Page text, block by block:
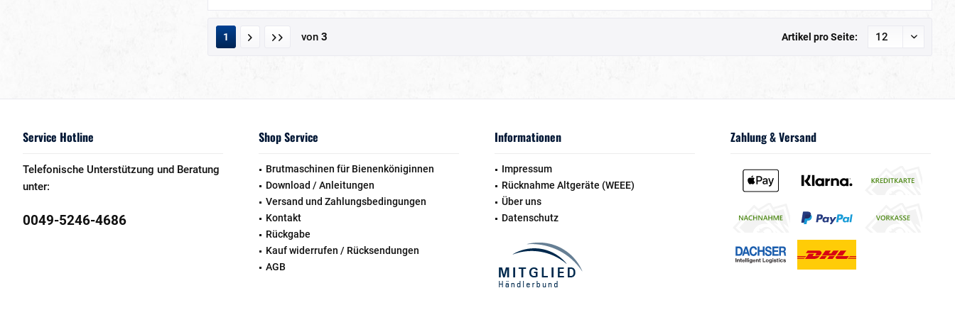
1 von 3 Artikel pro Seite:
Service Hotline
Telefonische Unterstützung und Beratung
unter:
0049-5246-4686
Shop Service
Brutmaschinen für Bienenköniginnen
Download / Anleitungen
Versand und Zahlungsbedingungen
Kontakt
Rückgabe
Kauf widerrufen / Rücksendungen
AGB
Informationen
Impressum
Rücknahme Altgeräte (WEEE)
Über uns
Datenschutz
Zahlung & Versand